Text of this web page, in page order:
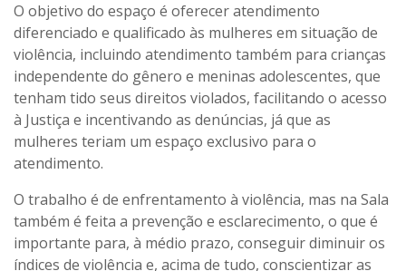
O objetivo do espaço é oferecer atendimento
diferenciado e qualificado às mulheres em situação de
violência, incluindo atendimento também para crianças
independente do gênero e meninas adolescentes, que
tenham tido seus direitos violados, facilitando o acesso
à Justiça e incentivando as denúncias, já que as
mulheres teriam um espaço exclusivo para o
atendimento.
O trabalho é de enfrentamento à violência, mas na Sala
também é feita a prevenção e esclarecimento, o que é
importante para, à médio prazo, conseguir diminuir os
índices de violência e, acima de tudo, conscientizar as